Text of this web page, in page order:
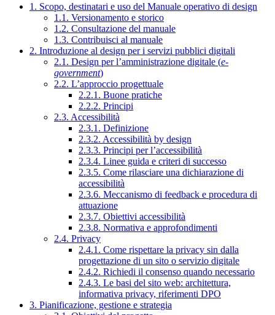
1. Scopo, destinatari e uso del Manuale operativo di design
1.1. Versionamento e storico
1.2. Consultazione del manuale
1.3. Contribuisci al manuale
2. Introduzione al design per i servizi pubblici digitali
2.1. Design per l’amministrazione digitale (e-
government)
2.2. L’approccio progettuale
2.2.1. Buone pratiche
2.2.2. Principi
2.3. Accessibilità
2.3.1. Definizione
2.3.2. Accessibilità by design
2.3.3. Principi per l’accessibilità
2.3.4. Linee guida e criteri di successo
2.3.5. Come rilasciare una dichiarazione di
accessibilità
2.3.6. Meccanismo di feedback e procedura di
attuazione
2.3.7. Obiettivi accessibilità
2.3.8. Normativa e approfondimenti
2.4. Privacy
2.4.1. Come rispettare la privacy sin dalla
progettazione di un sito o servizio digitale
2.4.2. Richiedi il consenso quando necessario
2.4.3. Le basi del sito web: architettura,
informativa privacy, riferimenti DPO
3. Pianificazione, gestione e strategia